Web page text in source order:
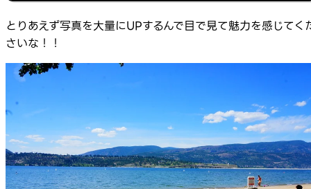
とりあえず写真を大量にUPするんで目で見て魅力を感じてく
さいな！！